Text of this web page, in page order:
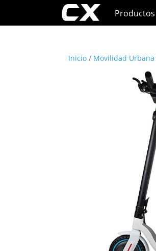
Productos
Inicio / Movilidad Urbana